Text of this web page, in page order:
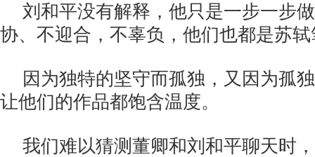
刘和平没有解释，他只是一步一步
协、不迎合，不辜负，他们也都是苏轼
因为独特的坚守而孤独，又因为孤
让他们的作品都饱含温度。
我们难以猜测董卿和刘和平聊天时